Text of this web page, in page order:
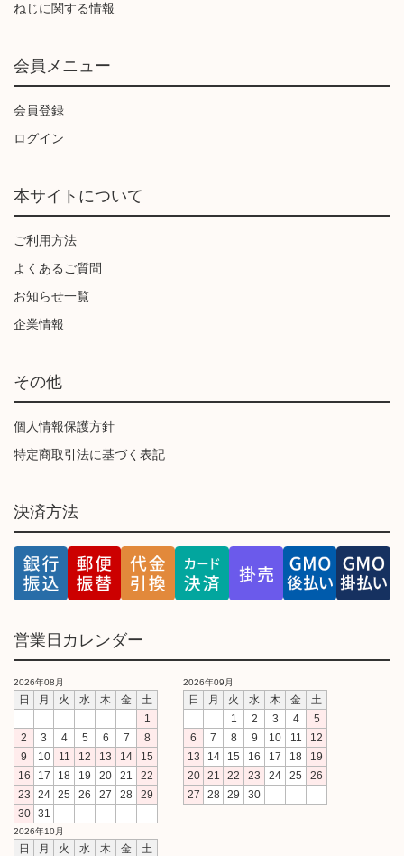
ねじに関する情報
会員メニュー
会員登録
ログイン
本サイトについて
ご利用方法
よくあるご質問
お知らせ一覧
企業情報
その他
個人情報保護方針
特定商取引法に基づく表記
決済方法
営業日カレンダー
2026年08月
日 月 火 水 木 金
土
1
2
3 4 5 6 7
8
9
10 11 12 13 14
15
16
17 18 19 20 21
22
23
24 25 26 27 28
29
30
31
2026年09月
日 月 火 水 木 金
土
1
2 3 4
5
6
7 8 9 10 11
12
13
14 15 16 17 18
19
20
21 22 23 24 25
26
27
28 29 30
2026年10月
日 月 火 水 木 金 土